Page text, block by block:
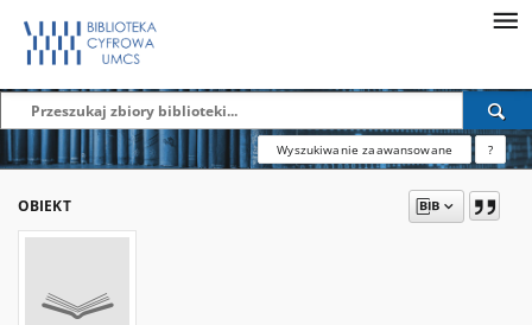
Wyszukiwanie zaawansowane ?
OBIEKT